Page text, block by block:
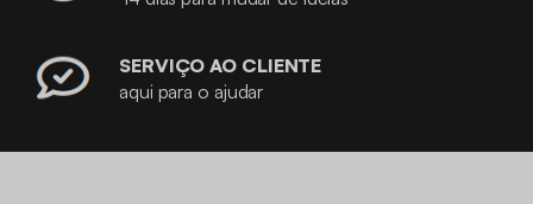
SERVIÇO AO CLIENTE
aqui para o ajudar